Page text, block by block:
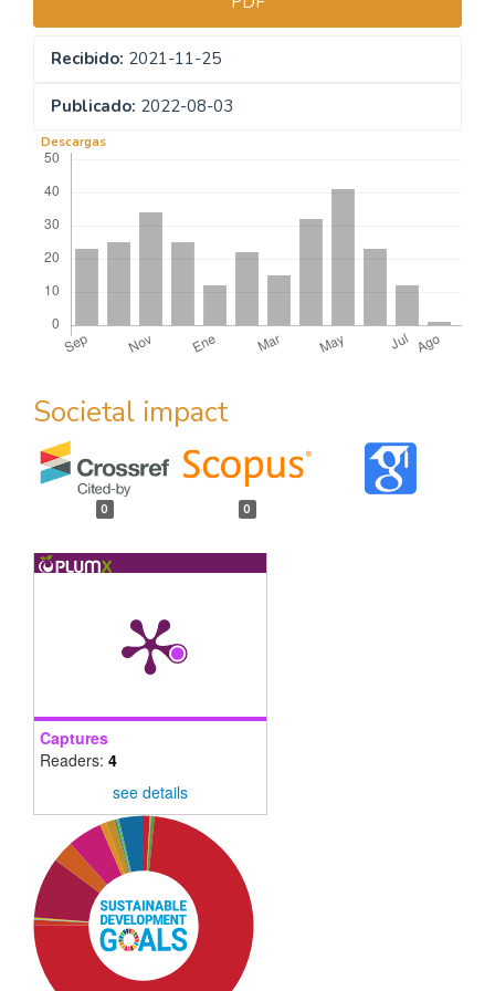
Recibido: 2021-11-25
Publicado: 2022-08-03
Descargas
Societal impact
0 0
Captures
Readers: 4
see details